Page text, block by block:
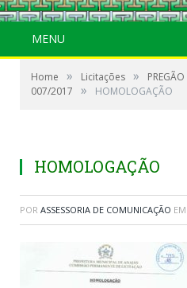
MENU
Home » Licitações »
PREGÃO
007/2017
» HOMOLOGAÇÃO
HOMOLOGAÇÃO
POR ASSESSORIA DE COMUNICAÇÃO EM